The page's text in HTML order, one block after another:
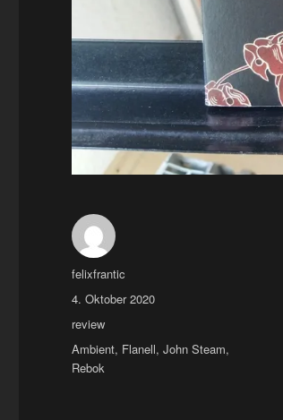
Autor
felixfrantic
Veröffentlicht
4. Oktober 2020
Kategorien
review
Schlagwörter
Ambient, Flanell,John Steam,
Rebok